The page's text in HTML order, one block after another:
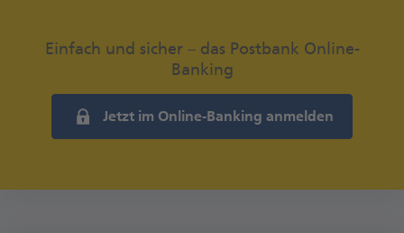
Einfach und sicher – das Postbank Online-
Banking
Jetzt im Online-Banking anmelden